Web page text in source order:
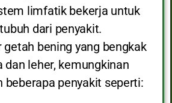
limfatik bekerja untuk
dari penyakit.
bening yang bengkak
dan leher, kemungkinan
beberapa penyakit seperti: